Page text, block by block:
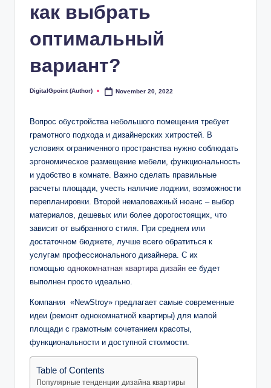
как выбрать
оптимальный
вариант?
Posted
DigitalGpoint (Author) November 20, 2022
Вопрос обустройства небольшого помещения требует
грамотного подхода и дизайнерских хитростей. В
условиях ограниченного пространства нужно соблюдать
эргономическое размещение мебели, функциональность
и удобство в комнате. Важно сделать правильные
расчеты площади, учесть наличие лоджии, возможности
перепланировки. Второй немаловажный нюанс – выбор
материалов, дешевых или более дорогостоящих, что
зависит от выбранного стиля. При среднем или
достаточном бюджете, лучше всего обратиться к
услугам профессионального дизайнера. С их
помощью однокомнатная квартира дизайн ее будет
выполнен просто идеально.
Компания «NewStroy» предлагает самые современные
идеи (ремонт однокомнатной квартиры) для малой
площади с грамотным сочетанием красоты,
функциональности и доступной стоимости.
Table of Contents
Популярные тенденции дизайна квартиры